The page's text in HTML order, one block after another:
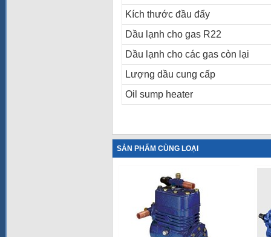
Kích thước đầu đẩy
Dầu lạnh cho gas R22
Dầu lạnh cho các gas còn lại
Lượng dầu cung cấp
Oil sump heater
SẢN PHẨM CÙNG LOẠI